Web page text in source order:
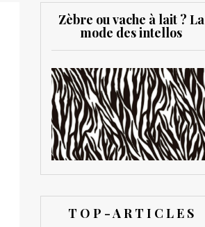
Zèbre ou vache à lait ? La
mode des intellos
T O P - A R T I C L E S